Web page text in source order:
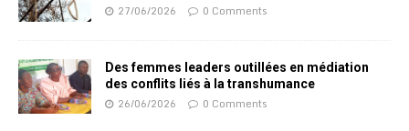
27/06/2026 0 Comments
Des femmes leaders outillées en médiation
des conflits liés à la transhumance
26/06/2026 0 Comments